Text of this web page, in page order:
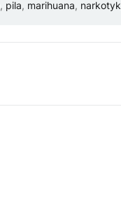
, pila, marihuana, narkotyk